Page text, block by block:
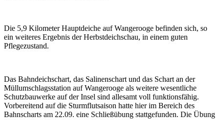
Die 5,9 Kilometer Hauptdeiche auf Wangerooge befinden sich, so
ein weiteres Ergebnis der Herbstdeichschau, in einem guten
Pflegezustand.
Das Bahndeichschart, das Salinenschart und das Schart an der
Müllumschlagsstation auf Wangerooge als weitere wesentliche
Schutzbauwerke auf der Insel sind allesamt voll funktionsfähig.
Vorbereitend auf die Sturmflutsaison hatte hier im Bereich des
Bahnscharts am 22.09. eine Schließübung stattgefunden. Die Übung